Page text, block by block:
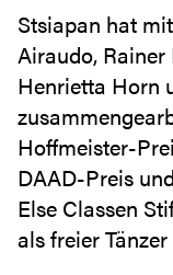
Stsiapan hat
Airaudo, Rainer
Henrietta Horn
Hoffmeister-
DAAD-Preis
Else Classen
als freier